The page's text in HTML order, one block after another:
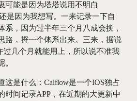
可能是因为塔塔说用不明白
是因为我想写。一来记录一下自
系，因为过半年三个月八成会换，
路，捋一个体系出来。三来，据说
过几个月就能用上，所以说不准我
。
这是什么：Calflow是一个IOS独占
时间记录APP，在近期的大更新中